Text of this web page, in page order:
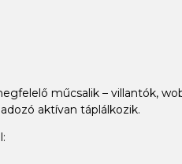
műcsalik – villantók,
aktívan táplálkozik.